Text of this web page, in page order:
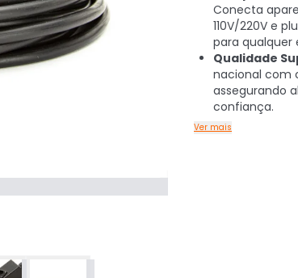
Conecta
110V/220V e
para qualquer
Qualidade
nacional com
assegurando
confiança.
Ver mais